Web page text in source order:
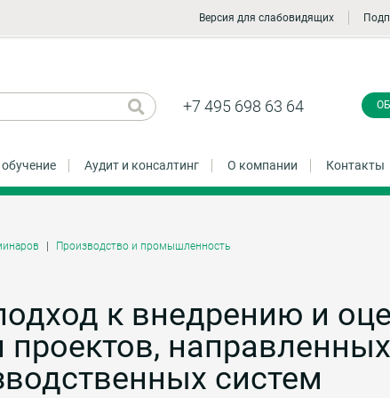
Версия для слабовидящих
+7 495 698 63 64
Аудит и консалтинг О компании Контакты
Производство и промышленность
к внедрению и
систем
звонок
Заказать